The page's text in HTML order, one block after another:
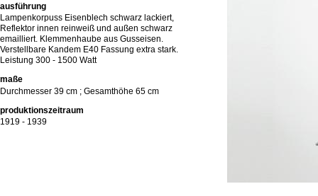
ausführung
Lampenkorpuss Eisenblech schwarz lackiert,
Reflektor innen reinweiß und außen schwarz
emailliert. Klemmenhaube aus Gusseisen.
Verstellbare Kandem E40 Fassung extra stark.
Leistung 300 - 1500 Watt
maße
Durchmesser 39 cm ; Gesamthöhe 65 cm
produktionszeitraum
1919 - 1939